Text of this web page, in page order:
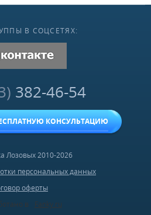
В СОЦСЕТЯХ:
382-46-54
КОНСУЛЬТАЦИЮ
Лозовых 2010-2026
персональных данных
оферты
в
Fanky.ru